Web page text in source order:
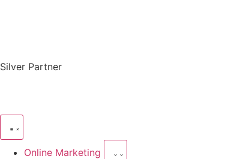
Silver Partner
Online Marketing